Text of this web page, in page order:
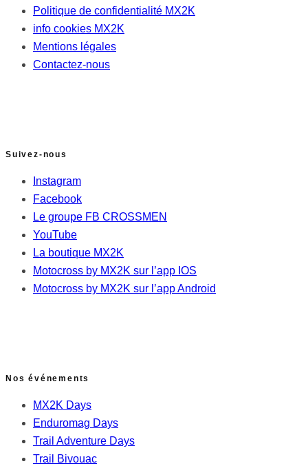
Politique de confidentialité MX2K
info cookies MX2K
Mentions légales
Contactez-nous
Suivez-nous
Instagram
Facebook
Le groupe FB CROSSMEN
YouTube
La boutique MX2K
Motocross by MX2K sur l’app IOS
Motocross by MX2K sur l’app Android
Nos événements
MX2K Days
Enduromag Days
Trail Adventure Days
Trail Bivouac